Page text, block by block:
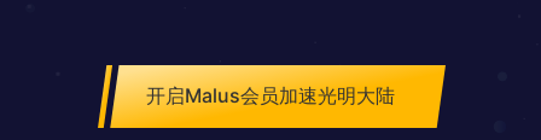
开启Malus会员加速光明大陆